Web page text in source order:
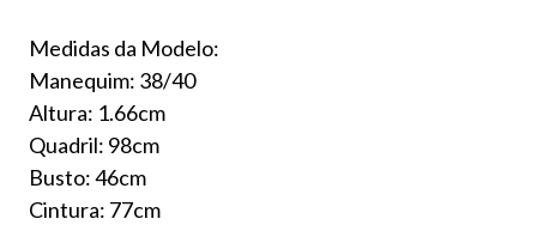
Medidas da Modelo:
Manequim: 38/40
Altura: 1.66cm
Quadril: 98cm
Busto: 46cm
Cintura: 77cm